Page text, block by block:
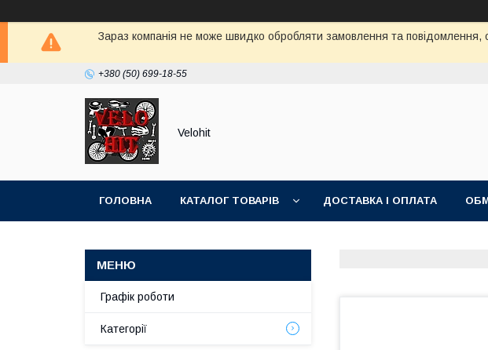
Зараз компанія не може швидко обробляти замовлення та повідомлення,
+380 (50) 699-18-55
Velohit
ГОЛОВНА КАТАЛОГ ТОВАРІВ ДОСТАВКА І ОПЛАТА
Графік роботи
Категорії